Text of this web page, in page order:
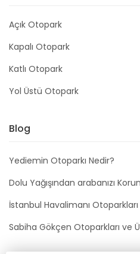
Açık Otopark
Kapalı Otopark
Katlı Otopark
Yol Üstü Otopark
Blog
Yediemin Otoparkı Nedir?
Dolu Yağışından arabanızı
İstanbul Havalimanı
Sabiha Gökçen Otoparkları ve